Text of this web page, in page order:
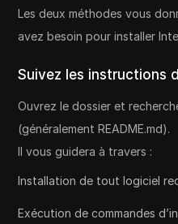
Les deux méthodes vous
avez besoin pour installer
Suivez les instructions
Ouvrez le dossier et
(généralement README.md).
Il vous guidera à travers :
Installation de tout logiciel
Exécution de commandes